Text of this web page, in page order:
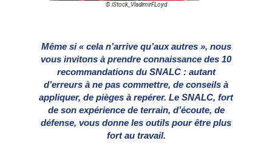
© iStock_VladimirFLoyd
Même si « cela n’arrive qu’aux autres », nous
vous invitons à prendre connaissance des 10
recommandations du SNALC : autant
d’erreurs à ne pas commettre, de conseils à
appliquer, de pièges à repérer. Le SNALC, fort
de son expérience de terrain, d’écoute, de
défense, vous donne les outils pour être plus
fort au travail.